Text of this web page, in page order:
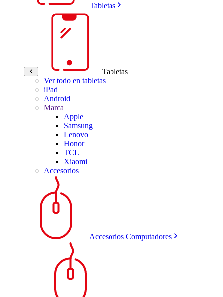
Tabletas
Tabletas
Ver todo en tabletas
iPad
Android
Marca
Apple
Samsung
Lenovo
Honor
TCL
Xiaomi
Accesorios
Accesorios Computadores